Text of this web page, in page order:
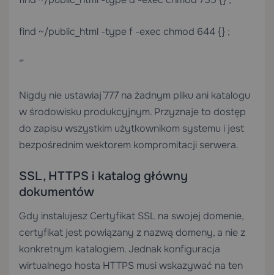
find ~/public_html -type f -exec chmod 644 {} ;
“`
Nigdy nie ustawiaj `777` na żadnym pliku ani katalogu
w środowisku produkcyjnym. Przyznaje to dostęp
do zapisu wszystkim użytkownikom systemu i jest
bezpośrednim wektorem kompromitacji serwera.
SSL, HTTPS i katalog główny
dokumentów
Gdy instalujesz Certyfikat SSL na swojej domenie,
certyfikat jest powiązany z nazwą domeny, a nie z
konkretnym katalogiem. Jednak konfiguracja
wirtualnego hosta HTTPS musi wskazywać na ten